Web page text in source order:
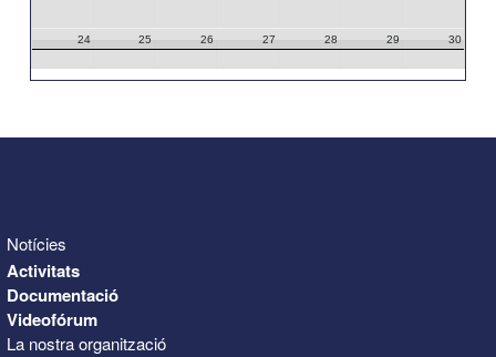
24 25 26 27 28 29 30
Notícies
Activitats
Documentació
Videofórum
La nostra organització